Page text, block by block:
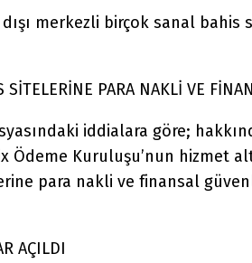
merkezli birçok sanal bahis
SİTELERİNE PARA NAKLİ VE
iddialara göre;
Ödeme Kuruluşu’nun hizmet
para nakli ve finansal
AÇILDI